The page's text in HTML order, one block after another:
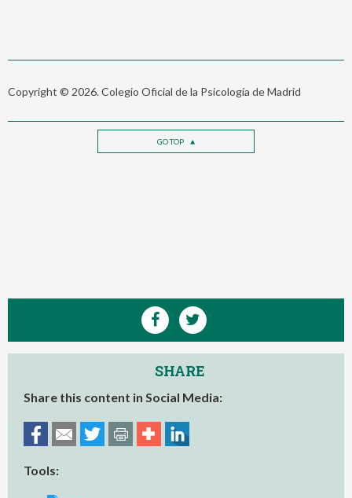
Copyright © 2026. Colegio Oficial de la Psicología de Madrid
GO TOP
SHARE
Share this content in Social Media:
Tools: